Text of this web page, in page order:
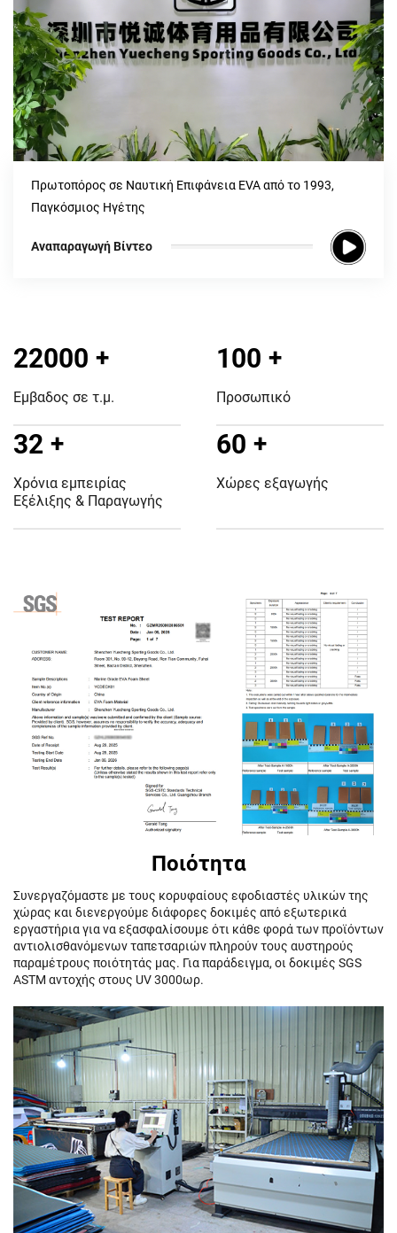
Πρωτοπόρος σε Ναυτική Επιφάνεια EVA από το 1993,
Παγκόσμιος Ηγέτης
Αναπαραγωγή Βίντεο
22000 +
Εμβαδος σε τ.μ.
100 +
Προσωπικό
32 +
Χρόνια εμπειρίας
Εξέλιξης & Παραγωγής
60 +
Χώρες εξαγωγής
Ποιότητα
Συνεργαζόμαστε με τους κορυφαίους εφοδιαστές υλικών της
χώρας και διενεργούμε διάφορες δοκιμές από εξωτερικά
εργαστήρια για να εξασφαλίσουμε ότι κάθε φορά των προϊόντων
αντιολισθανόμενων ταπετσαριών πληρούν τους αυστηρούς
παραμέτρους ποιότητάς μας. Για παράδειγμα, οι δοκιμές SGS
ASTM αντοχής στους UV 3000ωρ.